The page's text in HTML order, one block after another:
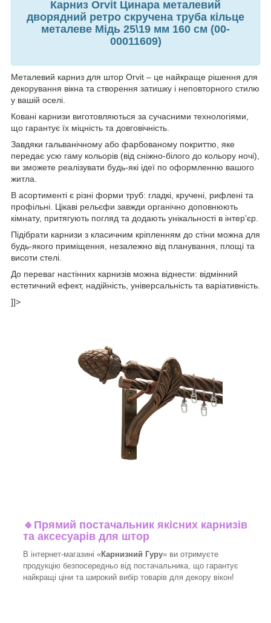
Карниз Orvit Цинара металевий
дворядний ретро скручена труба кільце
металеве Мідь 25\19 мм 160 см (00-
00011609)
Металевий карниз для штор Orvit – це найкраще рішення для
декорування вікна та створення затишку і неповторного стилю
у вашій оселі.
Ковані карнизи виготовляються за сучасними технологіями,
що гарантує їх міцність та довговічність.
Завдяки гальванічному або фарбованому покриттю, яке
передає усю гаму кольорів (від сніжно-білого до кольору ночі),
ви зможете реалізувати будь-які ідеї по оформленню вашого
житла.
В асортименті є різні форми труб: гладкі, кручені, рифлені та
профільні. Цікаві рельєфи завжди органічно доповнюють
кімнату, притягують погляд та додають унікальності в інтер'єр.
Підібрати карнизи з класичним кріпленням до стіни можна для
будь-якого приміщення, незалежно від планування, площі та
висоти стелі.
До переваг настінних карнизів можна віднести: відмінний
естетичний ефект, надійність, універсальність та варіативність.
]]>
🔹 Прямий постачальник якісних карнизів
та аксесуарів для штор
В інтернет-магазині «Карнизний Гуру» ви отримуєте
продукцію безпосередньо від постачальника, що гарантує
найкращі ціни та широкий вибір товарів для декору вікон!​